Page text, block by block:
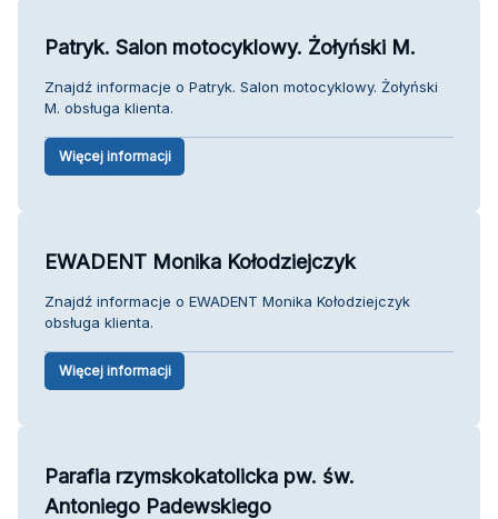
Patryk. Salon motocyklowy. Żołyński M.
Znajdź informacje o Patryk. Salon motocyklowy. Żołyński
M. obsługa klienta.
Więcej informacji
EWADENT Monika Kołodziejczyk
Znajdź informacje o EWADENT Monika Kołodziejczyk
obsługa klienta.
Więcej informacji
Parafia rzymskokatolicka pw. św.
Antoniego Padewskiego